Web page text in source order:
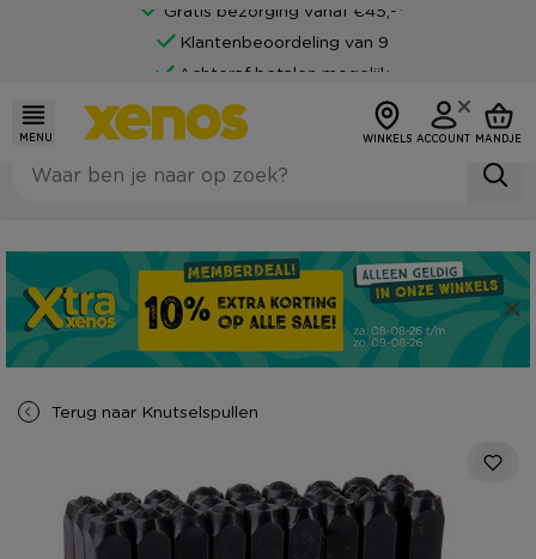
Gratis bezorging vanaf €45,-*
Klantenbeoordeling van 9
Achteraf betalen mogelijk
MENU WINKELS ACCOUNT MANDJE
Terug naar Knutselspullen